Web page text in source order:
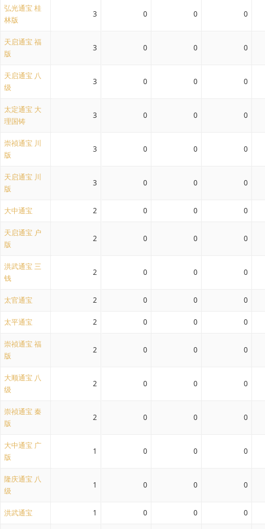
弘光通宝 桂
林版
3 0 0 0
天启通宝 福
版
3 0 0 0
天启通宝 八
级
3 0 0 0
太定通宝 大
理国铸
3 0 0 0
崇祯通宝 川
版
3 0 0 0
天启通宝 川
版
3 0 0 0
大中通宝 2 0 0 0
天启通宝 户
版
2 0 0 0
洪武通宝 三
钱
2 0 0 0
太官通宝 2 0 0 0
太平通宝 2 0 0 0
崇祯通宝 福
版
2 0 0 0
大顺通宝 八
级
2 0 0 0
崇祯通宝 秦
版
2 0 0 0
大中通宝 广
版
1 0 0 0
隆庆通宝 八
级
1 0 0 0
洪武通宝 1 0 0 0